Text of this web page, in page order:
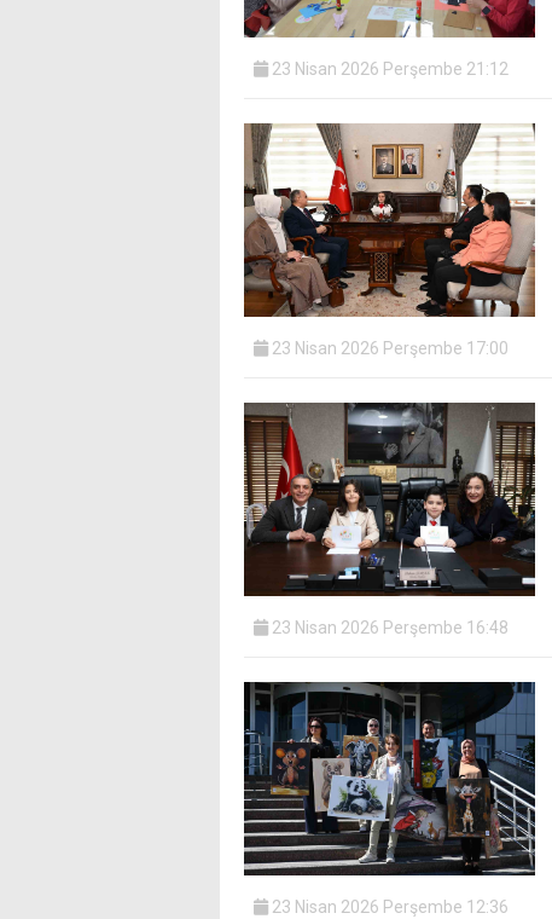
23 Nisan 2026 Perşembe 21:12
23 Nisan 2026 Perşembe 17:00
23 Nisan 2026 Perşembe 16:48
23 Nisan 2026 Perşembe 12:36